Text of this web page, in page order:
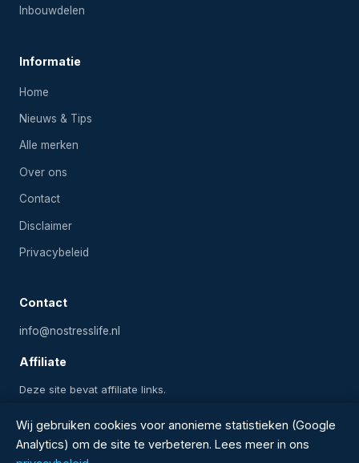
Inbouwdelen
Informatie
Home
Nieuws & Tips
Alle merken
Over ons
Contact
Disclaimer
Privacybeleid
Contact
info@nostresslife.nl
Affiliate
Deze site bevat affiliate links.
2024-2026 Onlinezwembadwinkel.nl — Alle rechten
Wij gebruiken cookies voor anonieme statistieken (Google
Analytics) om de site te verbeteren. Lees meer in ons